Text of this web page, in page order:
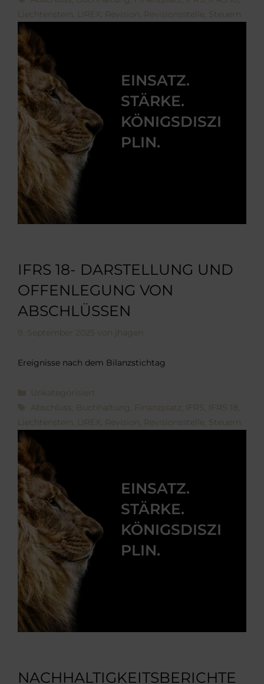
Liechtenstein, LIREX, Revision, Revisionsstelle, Steuern
EINSATZ.
STÄRKE.
KÖNIGSDISZI
PLIN.
IFRS 18- DARSTELLUNG UND
OFFENLEGUNG VON
ABSCHLÜSSEN
9. September 2025 von jhagen
Ereignisse nach dem Bilanzstichtag
Kategorien
Unkategorisiert
Schlagwörter
Abschluss , Buchhaltung, Finanzplatz, IFRS, IFRS 18,
Liechtenstein, LIREX, Revision, Revisionsstelle, Steuern
EINSATZ.
STÄRKE.
KÖNIGSDISZI
PLIN.
NACHHALTIGKEITSBERICHTE